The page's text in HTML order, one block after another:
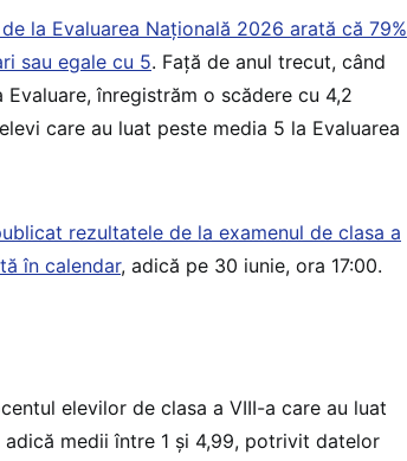
la Evaluarea Națională 2026 arată că 79%
sau egale cu 5. Față de anul trecut, când
înregistrăm o scădere cu 4,2
care au luat peste media 5 la Evaluarea
rezultatele de la examenul de clasa a
în calendar, adică pe 30 iunie, ora 17:00.
elevilor de clasa a VIII-a care au luat
medii între 1 și 4,99, potrivit datelor